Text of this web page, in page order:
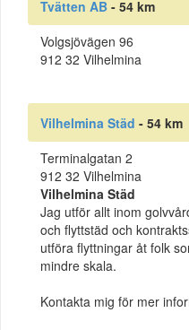
Tvätten AB - 54 km
Volgsjövägen 96
912 32 Vilhelmina
Vilhelmina Städ - 54 km
Terminalgatan 2
912 32 Vilhelmina
Vilhelmina Städ
Jag utför allt inom
och flyttstäd och
utföra flyttningar åt folk
mindre skala.
Kontakta mig för mer